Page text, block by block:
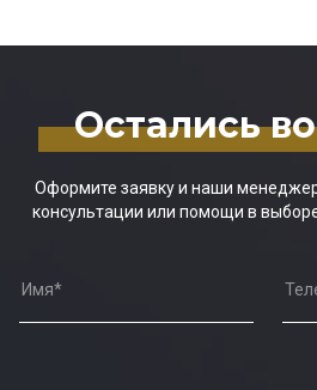
Остались
Оформите заявку и наши
консультации или помощи в